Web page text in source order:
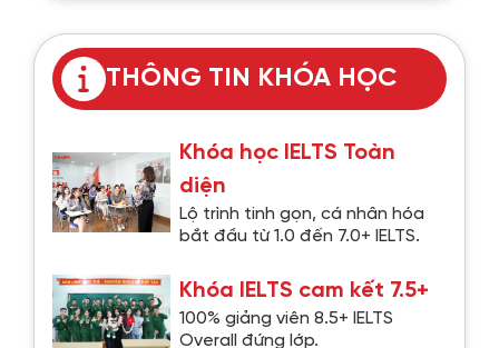
THÔNG TIN KHÓA HỌC
Khóa học IELTS Toàn
diện
Lộ trình tinh gọn, cá nhân hóa
bắt đầu từ 1.0 đến 7.0+ IELTS.
Khóa IELTS cam kết 7.5+
100% giảng viên 8.5+ IELTS
Overall đứng lớp.